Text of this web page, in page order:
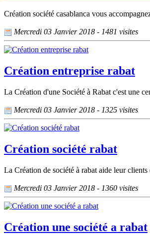
Création société casablanca vous
Mercredi 03 Janvier 2018 - 1481 visites
Création entreprise rabat
La Création d'une Société à Rabat c'est une
Mercredi 03 Janvier 2018 - 1325 visites
Création société rabat
La Création de société à rabat aide leur
Mercredi 03 Janvier 2018 - 1360 visites
Création une société a rabat